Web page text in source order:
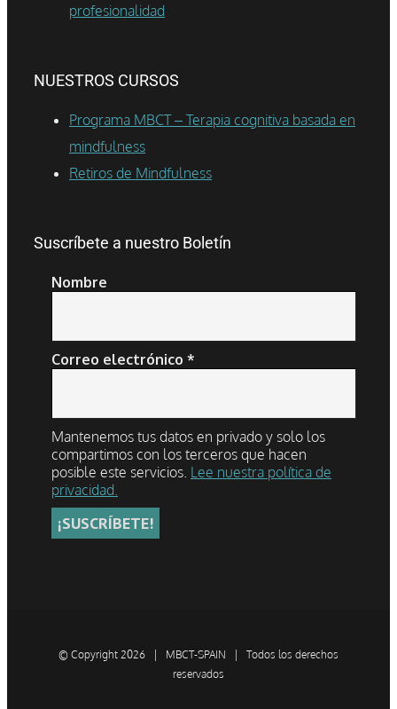
profesionalidad
NUESTROS CURSOS
Programa MBCT – Terapia cognitiva basada en
mindfulness
Retiros de Mindfulness
Suscríbete a nuestro Boletín
Nombre
Correo electrónico *
Mantenemos tus datos en privado y solo los
compartimos con los terceros que hacen
posible este servicios. Lee nuestra política de
privacidad.
© Copyright 2026 | MBCT-SPAIN | Todos los derechos
reservados